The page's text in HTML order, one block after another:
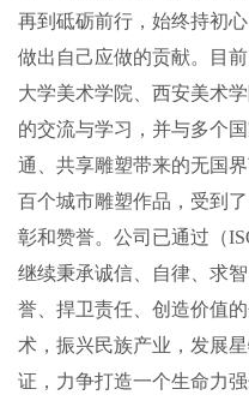
再到砥砺前行，始终持初
做出自己应做的贡献。 目前
大学美术学院、西安美术
的交流与学习，并与多个
通、共享雕塑带来的无国
百个城市雕塑作品，受到
彰和赞誉。 公司 已通过（
继续秉承诚信、自律、求
誉、捍卫责任、创造价值
术，振兴民族产业，发展
证，力争打造一个生命力